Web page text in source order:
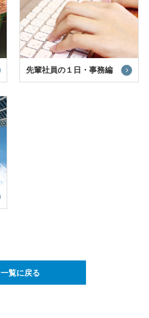
先輩社員の１日・事務編
一覧に戻る